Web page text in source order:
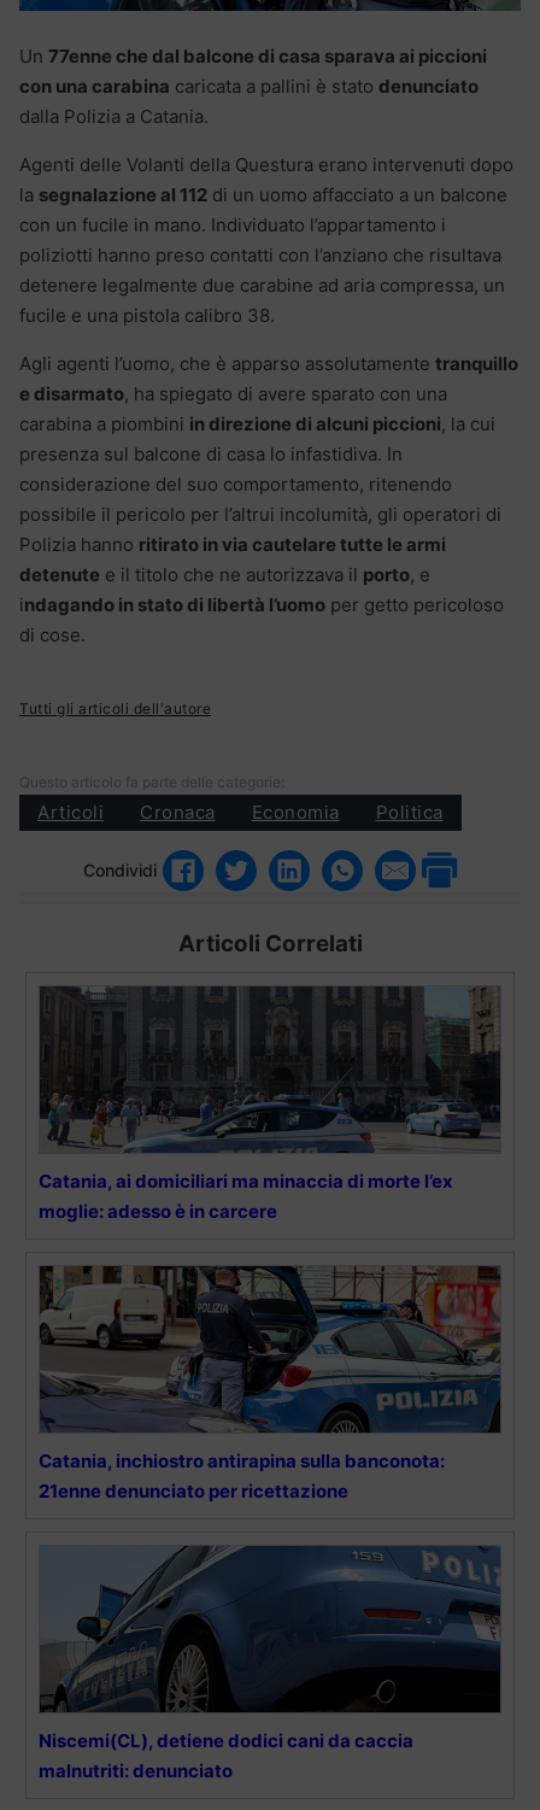
Un 77enne che dal balcone di casa sparava ai piccioni
con una carabina caricata a pallini è stato denunciato
dalla Polizia a Catania.
Agenti delle Volanti della Questura erano intervenuti dopo
la segnalazione al 112 di un uomo affacciato a un balcone
con un fucile in mano. Individuato l’appartamento i
poliziotti hanno preso contatti con l’anziano che risultava
detenere legalmente due carabine ad aria compressa, un
fucile e una pistola calibro 38.
Agli agenti l’uomo, che è apparso assolutamente tranquillo
e disarmato, ha spiegato di avere sparato con una
carabina a piombini in direzione di alcuni piccioni, la cui
presenza sul balcone di casa lo infastidiva. In
considerazione del suo comportamento, ritenendo
possibile il pericolo per l’altrui incolumità, gli operatori di
Polizia hanno ritirato in via cautelare tutte le armi
detenute e il titolo che ne autorizzava il porto, e
indagando in stato di libertà l’uomo per getto pericoloso
di cose.
Tutti gli articoli dell'autore
Questo articolo fa parte delle categorie:
Articoli Cronaca Economia Politica
Condividi
Articoli Correlati
Catania, ai domiciliari ma minaccia di morte l’ex
moglie: adesso è in carcere
Catania, inchiostro antirapina sulla banconota:
21enne denunciato per ricettazione
Niscemi(CL), detiene dodici cani da caccia
malnutriti: denunciato